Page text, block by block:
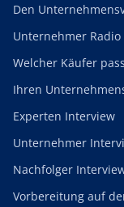
Den
Unternehmer
Welcher Käufer
Ihren
Experten Interview
Unternehmer
Nachfolger
Vorbereitung auf